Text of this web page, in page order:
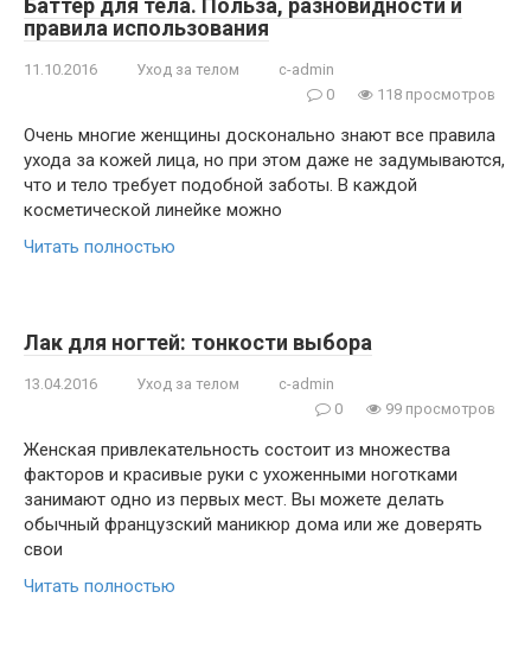
Баттер для тела. Польза, разновидности и
правила использования
11.10.2016 Уход за телом
c-admin
0
118 просмотров
Очень многие женщины досконально знают все правила
ухода за кожей лица, но при этом даже не задумываются,
что и тело требует подобной заботы. В каждой
косметической линейке можно
Читать полностью
Лак для ногтей: тонкости выбора
13.04.2016 Уход за телом
c-admin
0
99 просмотров
Женская привлекательность состоит из множества
факторов и красивые руки с ухоженными ноготками
занимают одно из первых мест. Вы можете делать
обычный французский маникюр дома или же доверять
свои
Читать полностью